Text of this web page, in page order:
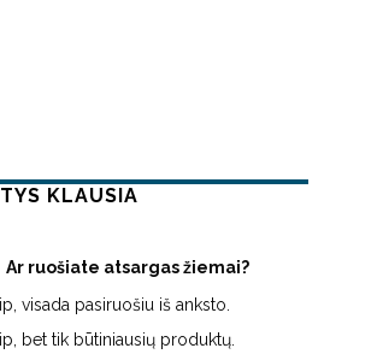
KLAUSIA
Ar ruošiate atsargas žiemai?
visada pasiruošiu iš anksto.
bet tik būtiniausių produktų.